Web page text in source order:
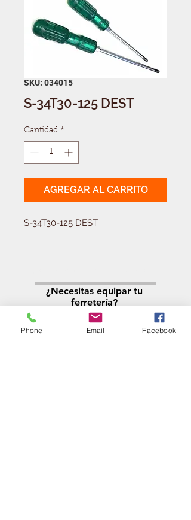
SKU: 034015
S-34T30-125 DEST
Cantidad *
AGREGAR AL CARRITO
S-34T30-125 DEST
Llamá al:
011-4768-9855
info@angelmbeber.com.ar
¿Necesitas equipar tu
ferretería?
Phone Email Facebook